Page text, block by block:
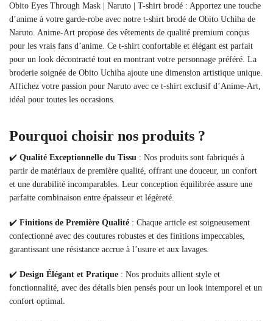
Obito Eyes Through Mask | Naruto | T-shirt brodé : Apportez une touche
d’anime à votre garde-robe avec notre t-shirt brodé de Obito Uchiha de
Naruto. Anime-Art propose des vêtements de qualité premium conçus
pour les vrais fans d’anime. Ce t-shirt confortable et élégant est parfait
pour un look décontracté tout en montrant votre personnage préféré. La
broderie soignée de Obito Uchiha ajoute une dimension artistique unique.
Affichez votre passion pour Naruto avec ce t-shirt exclusif d’Anime-Art,
idéal pour toutes les occasions.
Pourquoi choisir nos produits ?
✔️ Qualité Exceptionnelle du Tissu : Nos produits sont fabriqués à
partir de matériaux de première qualité, offrant une douceur, un confort
et une durabilité incomparables. Leur conception équilibrée assure une
parfaite combinaison entre épaisseur et légèreté.
✔️ Finitions de Première Qualité : Chaque article est soigneusement
confectionné avec des coutures robustes et des finitions impeccables,
garantissant une résistance accrue à l’usure et aux lavages.
✔️ Design Élégant et Pratique : Nos produits allient style et
fonctionnalité, avec des détails bien pensés pour un look intemporel et un
confort optimal.